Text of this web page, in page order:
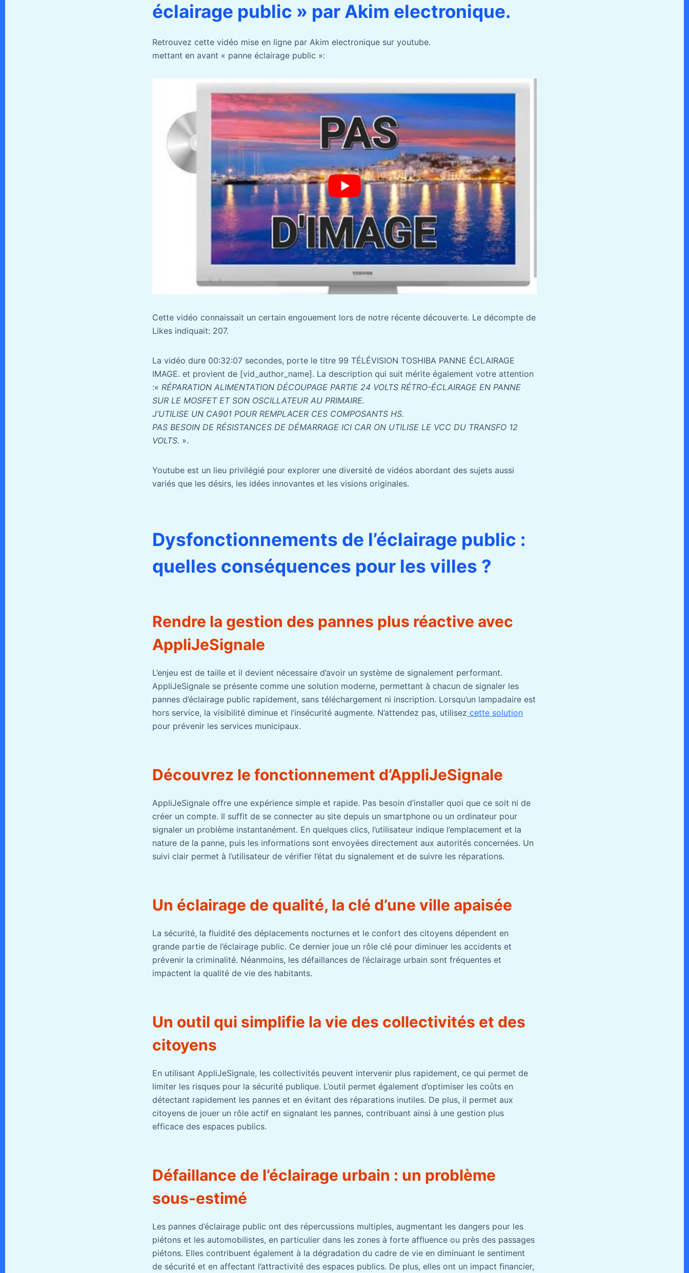
éclairage public » par Akim electronique.
Retrouvez cette vidéo mise en ligne par Akim electronique sur youtube.
mettant en avant « panne éclairage public »:
Cette vidéo connaissait un certain engouement lors de notre récente découverte. Le décompte de
Likes indiquait: 207.
La vidéo dure 00:32:07 secondes, porte le titre 99 TÉLÉVISION TOSHIBA PANNE ÉCLAIRAGE
IMAGE. et provient de [vid_author_name]. La description qui suit mérite également votre attention
:« RÉPARATION ALIMENTATION DÉCOUPAGE PARTIE 24 VOLTS RÉTRO-ÉCLAIRAGE EN PANNE
SUR LE MOSFET ET SON OSCILLATEUR AU PRIMAIRE.
J’UTILISE UN CA901 POUR REMPLACER CES COMPOSANTS HS.
PAS BESOIN DE RÉSISTANCES DE DÉMARRAGE ICI CAR ON UTILISE LE VCC DU TRANSFO 12
VOLTS. ».
Youtube est un lieu privilégié pour explorer une diversité de vidéos abordant des sujets aussi
variés que les désirs, les idées innovantes et les visions originales.
Dysfonctionnements de l’éclairage public :
quelles conséquences pour les villes ?
Rendre la gestion des pannes plus réactive avec
AppliJeSignale
L’enjeu est de taille et il devient nécessaire d’avoir un système de signalement performant.
AppliJeSignale se présente comme une solution moderne, permettant à chacun de signaler les
pannes d’éclairage public rapidement, sans téléchargement ni inscription. Lorsqu’un lampadaire est
hors service, la visibilité diminue et l’insécurité augmente. N’attendez pas, utilisez cette solution
pour prévenir les services municipaux.
Découvrez le fonctionnement d’AppliJeSignale
AppliJeSignale offre une expérience simple et rapide. Pas besoin d’installer quoi que ce soit ni de
créer un compte. Il suffit de se connecter au site depuis un smartphone ou un ordinateur pour
signaler un problème instantanément. En quelques clics, l’utilisateur indique l’emplacement et la
nature de la panne, puis les informations sont envoyées directement aux autorités concernées. Un
suivi clair permet à l’utilisateur de vérifier l’état du signalement et de suivre les réparations.
Un éclairage de qualité, la clé d’une ville apaisée
La sécurité, la fluidité des déplacements nocturnes et le confort des citoyens dépendent en
grande partie de l’éclairage public. Ce dernier joue un rôle clé pour diminuer les accidents et
prévenir la criminalité. Néanmoins, les défaillances de l’éclairage urbain sont fréquentes et
impactent la qualité de vie des habitants.
Un outil qui simplifie la vie des collectivités et des
citoyens
En utilisant AppliJeSignale, les collectivités peuvent intervenir plus rapidement, ce qui permet de
limiter les risques pour la sécurité publique. L’outil permet également d’optimiser les coûts en
détectant rapidement les pannes et en évitant des réparations inutiles. De plus, il permet aux
citoyens de jouer un rôle actif en signalant les pannes, contribuant ainsi à une gestion plus
efficace des espaces publics.
Défaillance de l’éclairage urbain : un problème
sous-estimé
Les pannes d’éclairage public ont des répercussions multiples, augmentant les dangers pour les
piétons et les automobilistes, en particulier dans les zones à forte affluence ou près des passages
piétons. Elles contribuent également à la dégradation du cadre de vie en diminuant le sentiment
de sécurité et en affectant l’attractivité des espaces publics. De plus, elles ont un impact financier,